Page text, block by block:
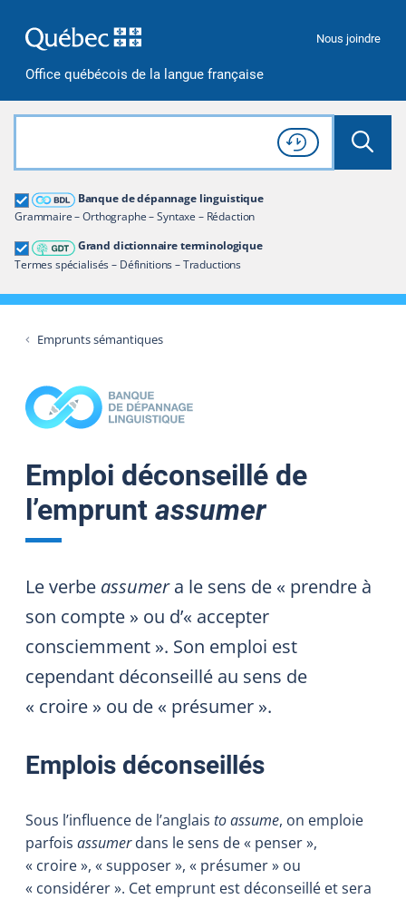
Office québécois de la langue française
Nous joindre
Rechercher dans tout le site
Lancer
Consulter l'
Historique
de recherche
Banque de dépannage linguistique
Grammaire – Orthographe – Syntaxe – Rédaction
Grand dictionnaire terminologique
Termes spécialisés – Définitions – Traductions
Grand dictionnaire terminologique
Restreindre aux termes
Emprunts sémantiques
Emploi déconseillé de
l’emprunt assumer
Le verbe assumera le sens de « prendre à
son compte » ou d’« accepter
consciemment ». Son emploi est
cependant déconseillé au sens de
« croire » ou de « présumer ».
Emplois déconseillés
Sous l’influence de l’anglais to assume, on emploie
parfois assumerdans le sens de « penser »,
« croire », « supposer », « présumer » ou
« considérer ». Cet emprunt est déconseillé et sera